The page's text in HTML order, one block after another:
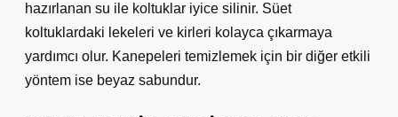
hazırlanan su ile koltuklar iyice silinir. Süet
koltuklardaki lekeleri ve kirleri kolayca çıkarmaya
yardımcı olur. Kanepeleri temizlemek için bir diğer etkili
yöntem ise beyaz sabundur.